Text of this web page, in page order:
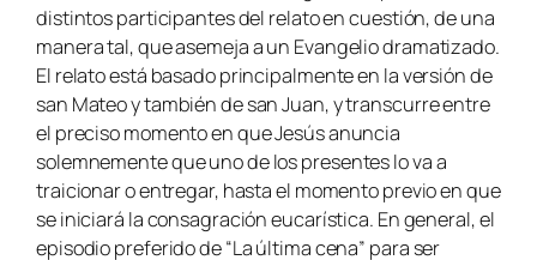
distintos participantes del relato en cuestión, de una
manera tal, que asemeja a un Evangelio dramatizado.
El relato está basado principalmente en la versión de
san Mateo y también de san Juan, y transcurre entre
el preciso momento en que Jesús anuncia
solemnemente que uno de los presentes lo va a
traicionar o entregar, hasta el momento previo en que
se iniciará la consagración eucarística. En general, el
episodio preferido de “La última cena” para ser